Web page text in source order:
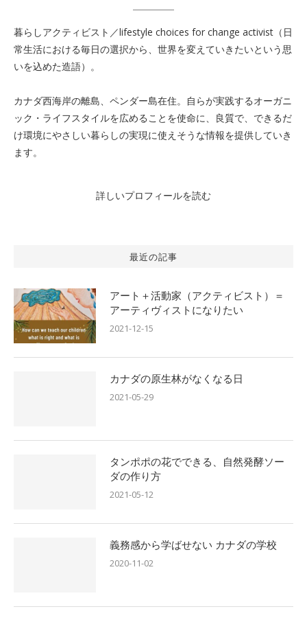
暮らしアクティビスト／lifestyle choices for change activist（日
常生活における毎日の選択から、世界を変えていきたいという思
いを込めた造語）。
カナダ西海岸の離島、ペンダー島在住。自らが実践するオーガニ
ック・ライフスタイルを広めることを使命に、良質で、できるだ
け環境にやさしい暮らしの実現に使えそうな情報を提供していき
ます。
詳しいプロフィールを読む
最近の記事
アート＋活動家（アクティビスト）＝
アーティヴィストになりたい
2021-12-15
カナダの原生林がなくなる日
2021-05-29
タンポポの花でできる、自然発酵ソー
ダの作り方
2021-05-12
義務感から学ばせない カナダの学校
2020-11-02